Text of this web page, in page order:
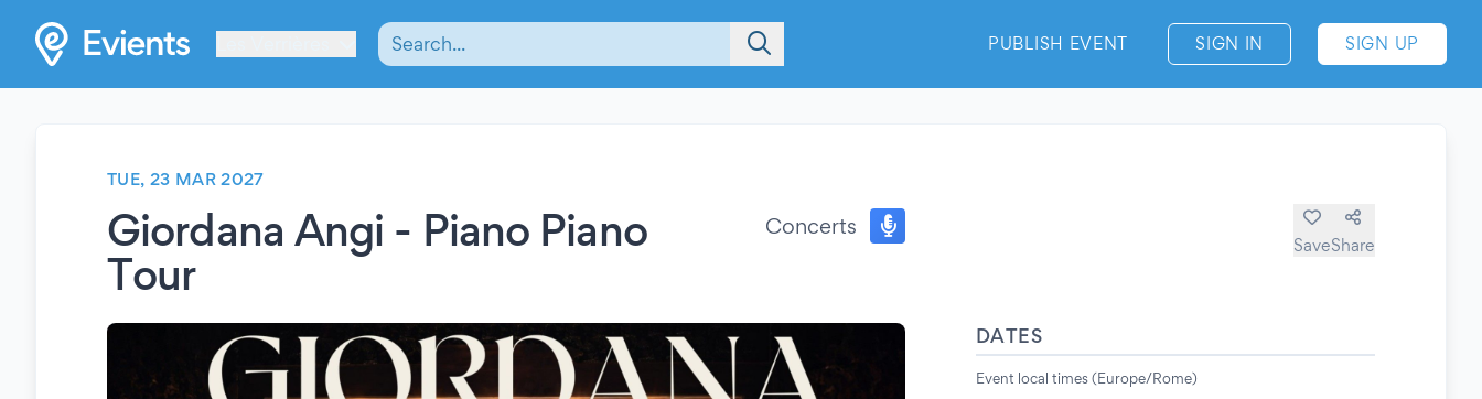
PUBLISH EVENT SIGN IN SIGN UP
TUE, 23 MAR 2027
Giordana Angi - Piano Piano
Tour
Concerts
SaveShare
DATES
Event local times (Europe/Rome)